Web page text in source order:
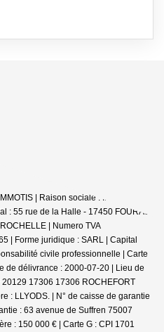
| Raison sociale : IMMOTIS
: 55 rue de la Halle - 17450 FOURAS
| Numero TVA
| Forme juridique : SARL | Capital
civile professionnelle | Carte
de délivrance : 2000-07-20 | Lieu de
17306 17306 ROCHEFORT
: LLYODS. | N° de caisse de garantie
: 63 avenue de Suffren 75007
: 150 000 € | Carte G : CPI 1701